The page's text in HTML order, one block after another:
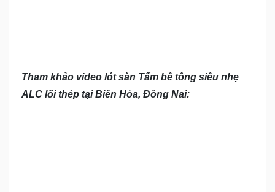
Tham khảo video lót sàn Tấm bê tông siêu nhẹ
ALC lõi thép tại Biên Hòa, Đồng Nai: